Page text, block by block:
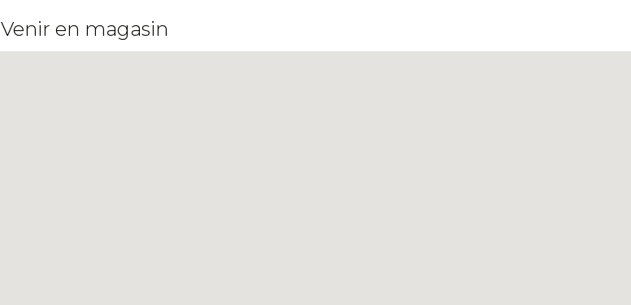
Venir en magasin